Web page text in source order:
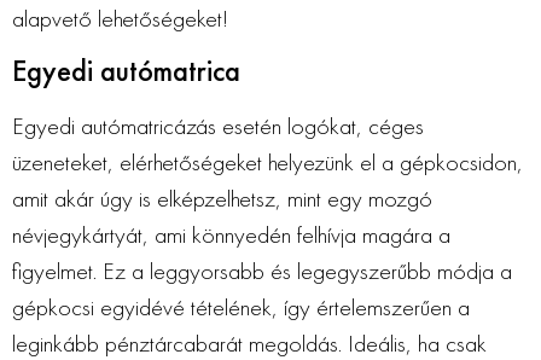
alapvető lehetőségeket!
Egyedi autómatrica
Egyedi autómatricázás esetén logókat, céges
üzeneteket, elérhetőségeket helyezünk el a gépkocsidon,
amit akár úgy is elképzelhetsz, mint egy mozgó
névjegykártyát, ami könnyedén felhívja magára a
figyelmet. Ez a leggyorsabb és legegyszerűbb módja a
gépkocsi egyidévé tételének, így értelemszerűen a
leginkább pénztárcabarát megoldás. Ideális, ha csak